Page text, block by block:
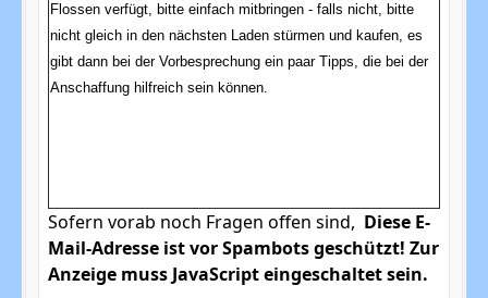
Flossen verfügt, bitte einfach mitbringen - falls nicht, bitte
nicht gleich in den nächsten Laden stürmen und kaufen, es
gibt dann bei der Vorbesprechung ein paar Tipps, die bei der
Anschaffung hilfreich sein können.
Sofern vorab noch Fragen offen sind, Diese E-
Mail-Adresse ist vor Spambots geschützt! Zur
Anzeige muss JavaScript eingeschaltet sein.